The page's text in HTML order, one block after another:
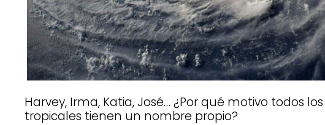
Harvey, Irma, Katia, José… ¿Por qué motivo todos
tropicales tienen un nombre propio?